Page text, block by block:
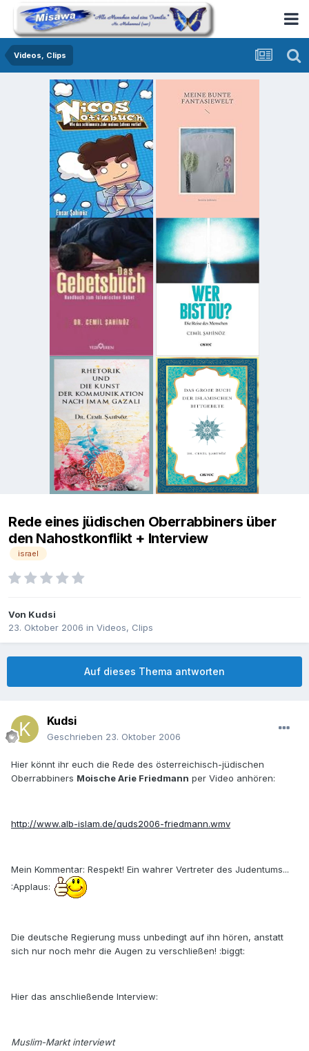
Videos, Clips
Rede eines jüdischen Oberrabbiners über
den Nahostkonflikt + Interview
israel
Von Kudsi
23. Oktober 2006 in Videos, Clips
Auf dieses Thema antworten
Kudsi
Geschrieben 23. Oktober 2006
Hier könnt ihr euch die Rede des österreichisch-jüdischen
Oberrabbiners Moische Arie Friedmann per Video anhören:
http://www.alb-islam.de/quds2006-friedmann.wmv
Mein Kommentar: Respekt! Ein wahrer Vertreter des Judentums...
:Applaus:
Die deutsche Regierung muss unbedingt auf ihn hören, anstatt
sich nur noch mehr die Augen zu verschließen! :biggt:
Hier das anschließende Interview:
Muslim-Markt interviewt